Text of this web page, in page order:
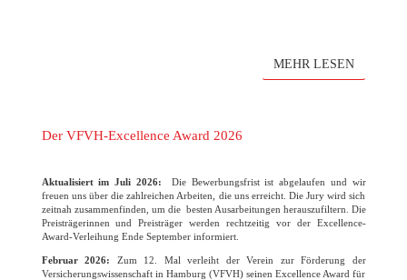
MEHR LESEN
Der VFVH-Excellence Award 2026
Aktualisiert im Juli 2026:
Die Bewerbungsfrist ist abgelaufen und wir
freuen uns über die zahlreichen Arbeiten, die uns erreicht. Die Jury wird sich
zeitnah zusammenfinden, um die besten Ausarbeitungen herauszufiltern. Die
Preisträgerinnen und Preisträger werden rechtzeitig vor der Excellence-
Award-Verleihung Ende September informiert.
Februar 2026: Zum 12. Mal verleiht der Verein zur Förderung der
Versicherungswissenschaft in Hamburg (VFVH) seinen Excellence Award für